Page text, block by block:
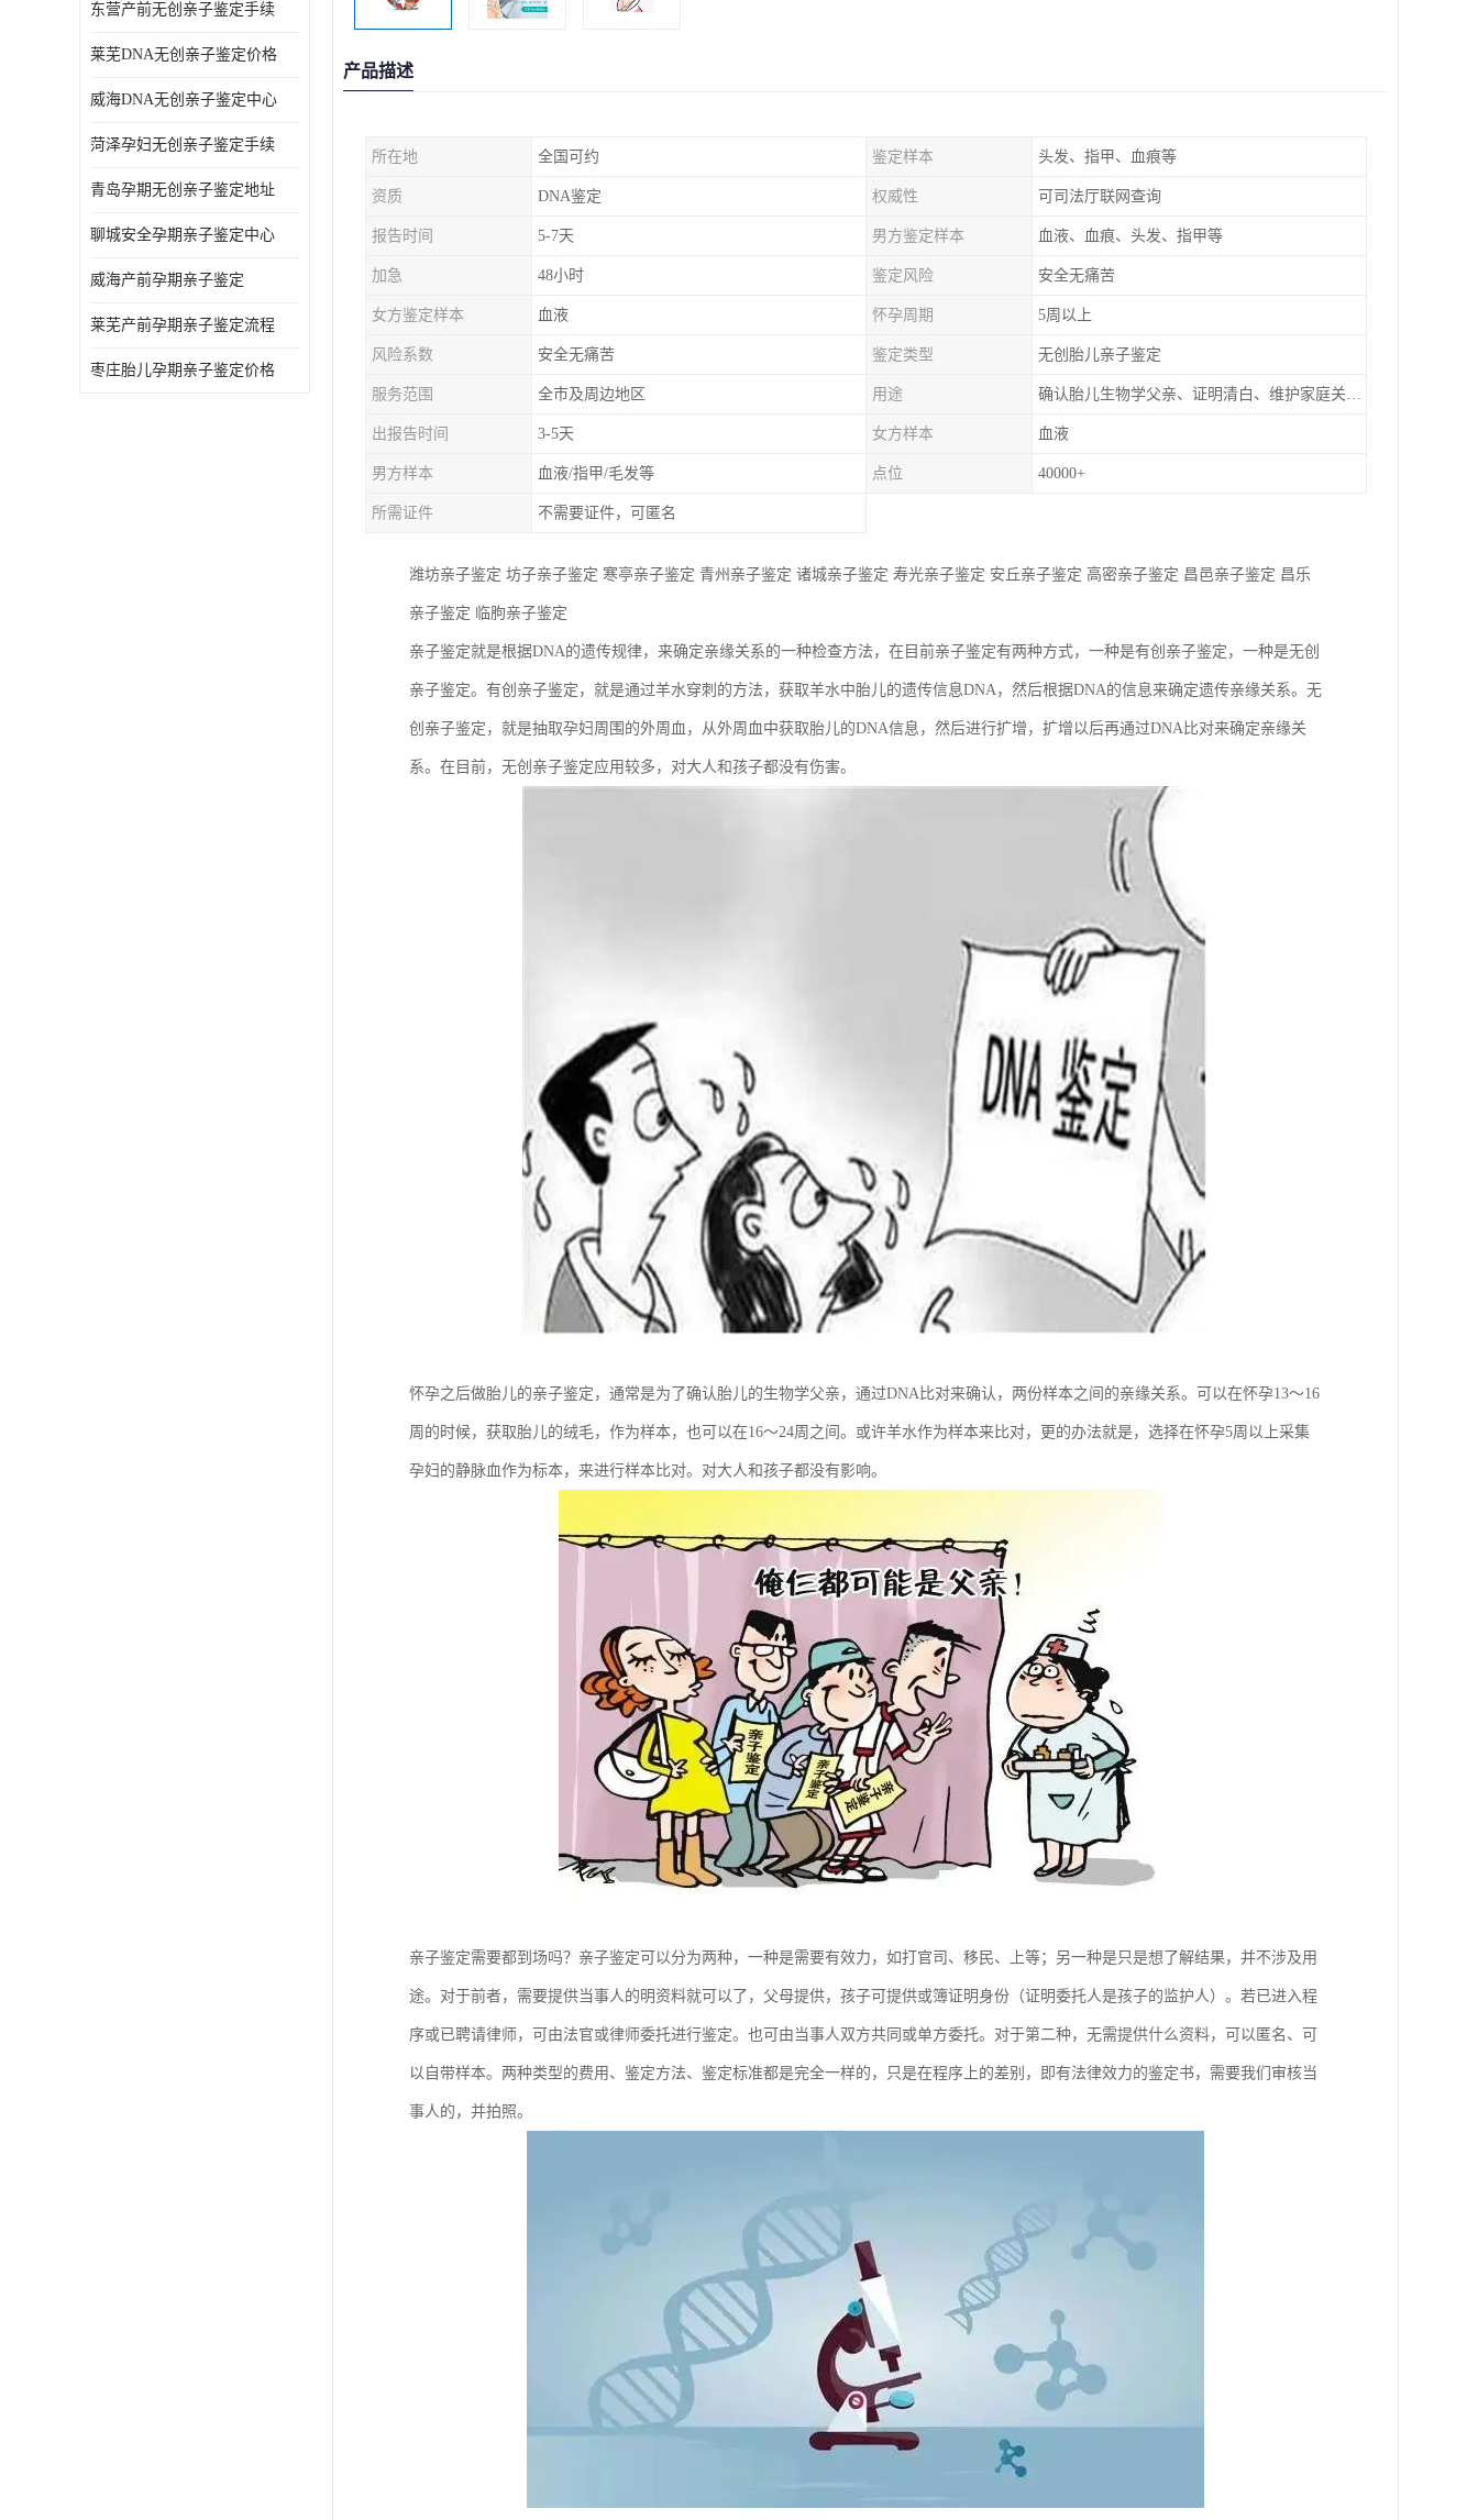
东营产前无创亲子鉴定手续
莱芜DNA无创亲子鉴定价格
威海DNA无创亲子鉴定中心
菏泽孕妇无创亲子鉴定手续
青岛孕期无创亲子鉴定地址
聊城安全孕期亲子鉴定中心
威海产前孕期亲子鉴定
莱芜产前孕期亲子鉴定流程
枣庄胎儿孕期亲子鉴定价格
产品描述
所在地 全国可约 鉴定样本 头发、指甲、血痕等
资质 DNA鉴定 权威性 可司法厅联网查询
报告时间 5-7天 男方鉴定样本 血液、血痕、头发、指甲等
加急 48小时 鉴定风险 安全无痛苦
女方鉴定样本 血液 怀孕周期 5周以上
风险系数 安全无痛苦 鉴定类型 无创胎儿亲子鉴定
服务范围 全市及周边地区 用途 确认胎儿生物学父亲、证明清白、维护家庭关系、非婚生子女的血缘鉴定
出报告时间 3-5天 女方样本 血液
男方样本 血液/指甲/毛发等 点位 40000+
所需证件 不需要证件，可匿名
潍坊亲子鉴定 坊子亲子鉴定 寒亭亲子鉴定 青州亲子鉴定 诸城亲子鉴定 寿光亲子鉴定 安丘亲子鉴定 高密亲子鉴定 昌邑亲子鉴定 昌乐
亲子鉴定 临朐亲子鉴定
亲子鉴定就是根据DNA的遗传规律，来确定亲缘关系的一种检查方法，在目前亲子鉴定有两种方式，一种是有创亲子鉴定，一种是无创
亲子鉴定。有创亲子鉴定，就是通过羊水穿刺的方法，获取羊水中胎儿的遗传信息DNA，然后根据DNA的信息来确定遗传亲缘关系。无
创亲子鉴定，就是抽取孕妇周围的外周血，从外周血中获取胎儿的DNA信息，然后进行扩增，扩增以后再通过DNA比对来确定亲缘关
系。在目前，无创亲子鉴定应用较多，对大人和孩子都没有伤害。
怀孕之后做胎儿的亲子鉴定，通常是为了确认胎儿的生物学父亲，通过DNA比对来确认，两份样本之间的亲缘关系。可以在怀孕13～16
周的时候，获取胎儿的绒毛，作为样本，也可以在16～24周之间。或许羊水作为样本来比对，更的办法就是，选择在怀孕5周以上采集
孕妇的静脉血作为标本，来进行样本比对。对大人和孩子都没有影响。
亲子鉴定需要都到场吗？亲子鉴定可以分为两种，一种是需要有效力，如打官司、移民、上等；另一种是只是想了解结果，并不涉及用
途。对于前者，需要提供当事人的明资料就可以了，父母提供，孩子可提供或簿证明身份（证明委托人是孩子的监护人）。若已进入程
序或已聘请律师，可由法官或律师委托进行鉴定。也可由当事人双方共同或单方委托。对于第二种，无需提供什么资料，可以匿名、可
以自带样本。两种类型的费用、鉴定方法、鉴定标准都是完全一样的，只是在程序上的差别，即有法律效力的鉴定书，需要我们审核当
事人的，并拍照。